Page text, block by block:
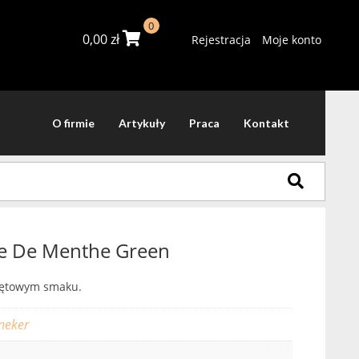
0,00zł
0
Rejestracja Moje konto
O firmie Artykuły Praca Kontakt
De Menthe Green
smaku.